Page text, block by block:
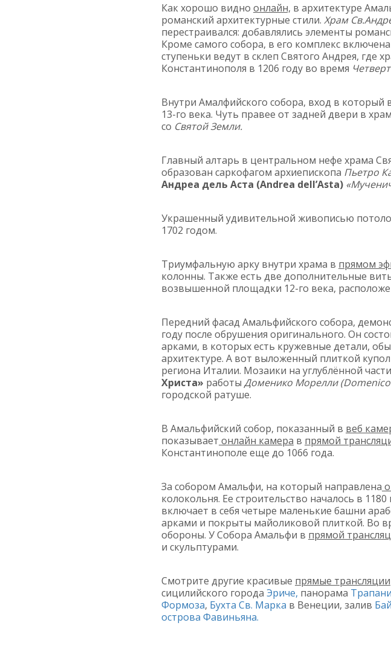
Как хорошо видно онлайн, в архитектуре
романский архитектурные стили. Храм
перестраивался: добавлялись элементы
Кроме самого собора, в его комплекс включена
ступеньки ведут в склеп Святого Андрея, где
Константинополя в 1206 году во время
Внутри Амалфийского собора, вход в который
13-го века. Чуть правее от задней двери в
со Святой Земли.
Главный алтарь в центральном нефе храма
образован саркофагом архиепископа Пьетро
Андреа дель Аста (Andrea dell’Asta)
Украшенный удивительной живописью
1702 годом.
Триумфальную арку внутри храма в прямом
колонны. Также есть две дополнительные
возвышенной площадки 12-го века,
Передний фасад Амальфийского собора,
году после обрушения оригинального. Он
арками, в которых есть кружевные детали,
архитектуре. А вот выложенный плиткой
региона Италии. Мозаики на углублённой
Христа» работы Доменико Морелли
городской ратуше.
В Амальфийский собор, показанный в веб
показывает онлайн камера в прямой
Константинополе еще до 1066 года.
За собором Амальфи, на который направлена
колокольня. Ее строительство началось в
включает в себя четыре маленькие башни
арками и покрыты майоликовой плиткой. Во
обороны. У Собора Амальфи в прямой
и скульптурами.
Смотрите другие красивые прямые трансляции
сицилийского города Эриче, панорама
Формоза, Бухта Св. Марка в Венеции, залив
острова Фавиньяна.